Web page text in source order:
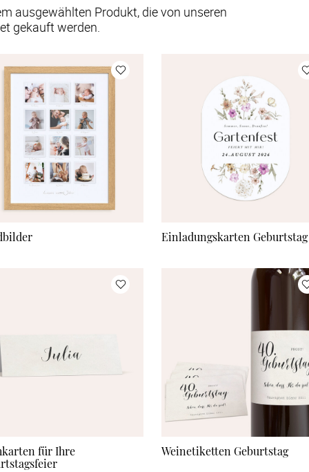
ausgewählten Produkt, die von unseren
gekauft werden.
Einladungskarten Geburtstag
für Ihre
Weinetiketten Geburtstag